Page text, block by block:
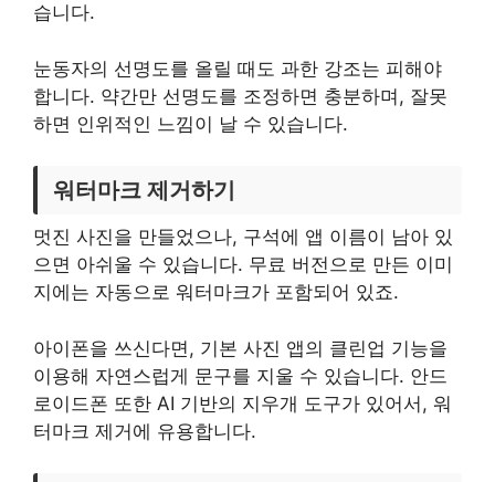
습니다.
눈동자의 선명도를 올릴 때도 과한 강조는 피해야
합니다. 약간만 선명도를 조정하면 충분하며, 잘못
하면 인위적인 느낌이 날 수 있습니다.
워터마크 제거하기
멋진 사진을 만들었으나, 구석에 앱 이름이 남아 있
으면 아쉬울 수 있습니다. 무료 버전으로 만든 이미
지에는 자동으로 워터마크가 포함되어 있죠.
아이폰을 쓰신다면, 기본 사진 앱의 클린업 기능을
이용해 자연스럽게 문구를 지울 수 있습니다. 안드
로이드폰 또한 AI 기반의 지우개 도구가 있어서, 워
터마크 제거에 유용합니다.